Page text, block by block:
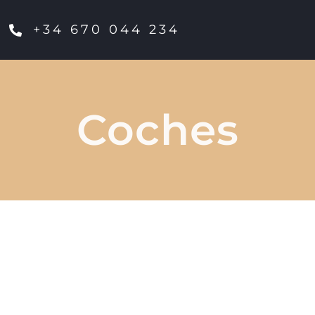
+34 670 044 234
Coches